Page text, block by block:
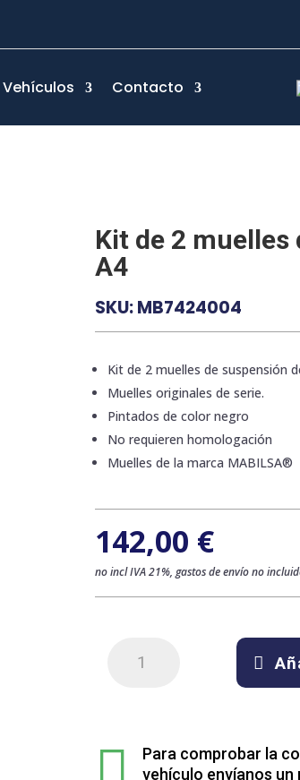
Vehículos Contacto
Kit de 2
A4
SKU:MB7424004
Kit de 2 muelles de suspensión
Muelles originales de serie.
Pintados de color negro
No requieren homologación
Muelles de la marca MABILSA®
142,00 €
no incl IVA 21%, gastos de envío no
para
Para comprobar la
vehículo envíanos